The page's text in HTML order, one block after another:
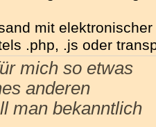
mit
.php, .js oder
mich so etwas
anderen
man bekanntlich